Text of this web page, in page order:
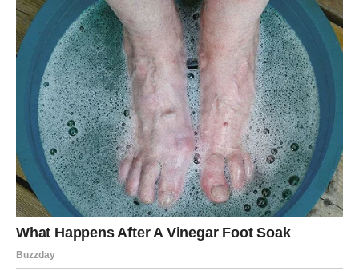
Novac dolazi kao potvrda da si na dobrom putu, ali i kao
podsetnik da znaš svoju vrednost. Ne pristaj na manje
nego što zaslužuješ.
Unutrašnja transformacija –
najveće čudo
Iako će se spolja dešavati lepe stvari, najveće čudo za
Ovna u prvim danima februara dešava se iznutra.
Počinješ da shvataš koliko si porastao/la. Ono što te je
ranije izbacivalo iz ravnoteže sada te samo kratko
dotakne. Donosiš odluke sa više mira, manje impulsa, ali i